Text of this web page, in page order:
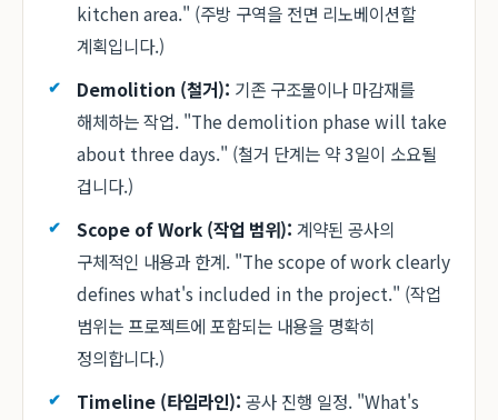
kitchen area." (주방 구역을 전면 리노베이션할
계획입니다.)
Demolition (철거): 기존 구조물이나 마감재를
해체하는 작업. "The demolition phase will take
about three days." (철거 단계는 약 3일이 소요될
겁니다.)
Scope of Work (작업 범위): 계약된 공사의
구체적인 내용과 한계. "The scope of work clearly
defines what's included in the project." (작업
범위는 프로젝트에 포함되는 내용을 명확히
정의합니다.)
Timeline (타임라인): 공사 진행 일정. "What's